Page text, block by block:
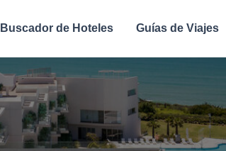
Buscador de Hoteles Guías de Viajes